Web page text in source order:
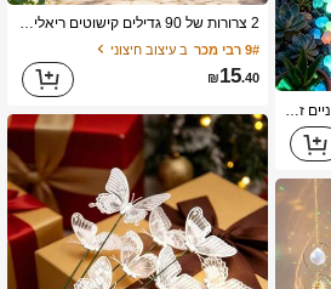
2 צרורות של 90 גדילים קישוטים ריאליסטיים לחוץ/פנים, גפנים מלאכותיות תלויות בצבע סגול כפול עמידות בפני UV עם פרחים סגולים ואדומים עזים, פרחים מלאכותיים ללא תחזוקה לכל עונות השנה, מתאים לכניסה, מרפסת, פטיו, אדן חלון, מדרגות וקמין - מושלם ליום האהבה, חג המולד, פסחא, ליל כל הקדושים, יום האם, קישוטי גינה, קישוטי פרחים מלאכותיים לחוץ בחורף
9# רבי מכר
ב עיצוב חיצוני
₪15.40